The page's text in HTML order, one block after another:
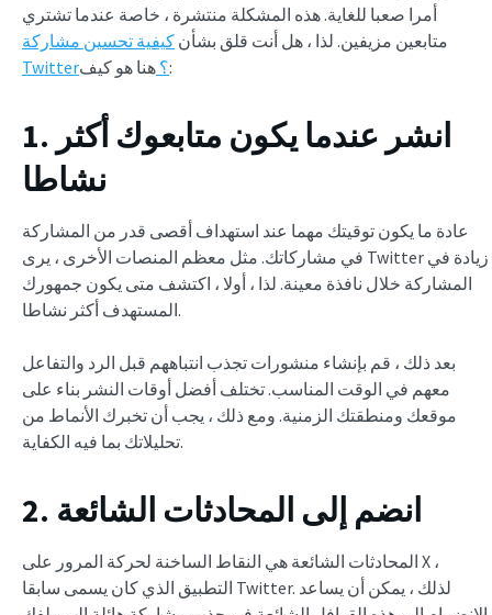
أمرا صعبا للغاية. هذه المشكلة منتشرة ، خاصة عندما تشتري
متابعين مزيفين. لذا ، هل أنت قلق بشأن كيفية تحسين مشاركة
Twitter؟هنا هو كيف:
1. انشر عندما يكون متابعوك أكثر
نشاطا
عادة ما يكون توقيتك مهما عند استهداف أقصى قدر من المشاركة
في مشاركاتك. مثل معظم المنصات الأخرى ، يرى Twitter زيادة في
المشاركة خلال نافذة معينة. لذا ، أولا ، اكتشف متى يكون جمهورك
المستهدف أكثر نشاطا.
بعد ذلك ، قم بإنشاء منشورات تجذب انتباههم قبل الرد والتفاعل
معهم في الوقت المناسب. تختلف أفضل أوقات النشر بناء على
موقعك ومنطقتك الزمنية. ومع ذلك ، يجب أن تخبرك الأنماط من
تحليلاتك بما فيه الكفاية.
2. انضم إلى المحادثات الشائعة
المحادثات الشائعة هي النقاط الساخنة لحركة المرور على X ،
التطبيق الذي كان يسمى سابقا Twitter. لذلك ، يمكن أن يساعد